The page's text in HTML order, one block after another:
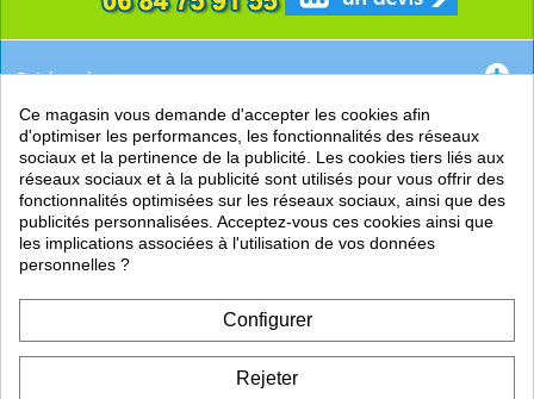
Catégories
EN SAVOIR +
PRATIQUE
LIENS
Ce magasin vous demande d'accepter les cookies afin
d'optimiser les performances, les fonctionnalités des réseaux
sociaux et la pertinence de la publicité. Les cookies tiers liés aux
réseaux sociaux et à la publicité sont utilisés pour vous offrir des
fonctionnalités optimisées sur les réseaux sociaux, ainsi que des
publicités personnalisées. Acceptez-vous ces cookies ainsi que
les implications associées à l'utilisation de vos données
personnelles ?
Configurer
Rejeter